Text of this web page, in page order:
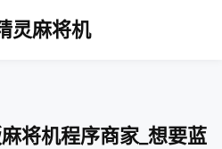
灵麻将机
将机程序商家_想要蓝